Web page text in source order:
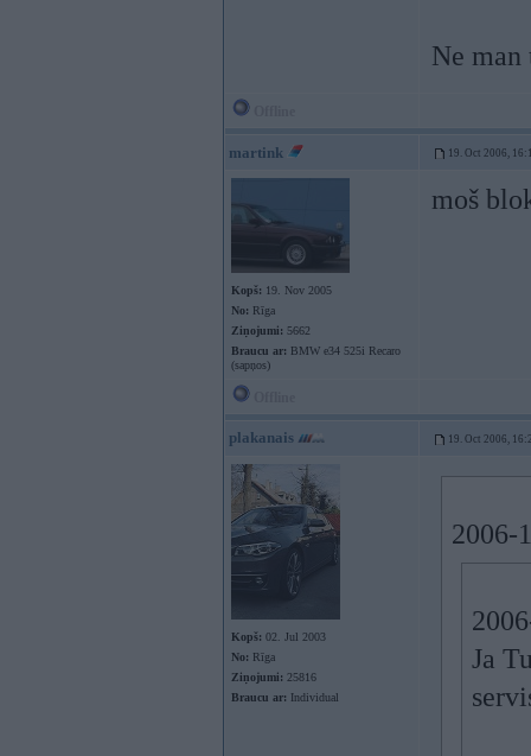
Ne man
martink 19. Oct 2006,
Kopš: 19. Nov 2005
No: Rīga
Ziņojumi: 5662
Braucu ar: BMW e34 525i Recaro
(sapņos)
moš
plakanais 19. Oct 2006,
Kopš: 02. Jul 2003
No: Rīga
Ziņojumi: 25816
Braucu ar: Individual
2006-
Ja